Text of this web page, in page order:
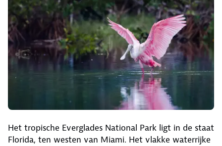
Het tropische Everglades National Park ligt in de staat
Florida, ten westen van Miami. Het vlakke waterrijke